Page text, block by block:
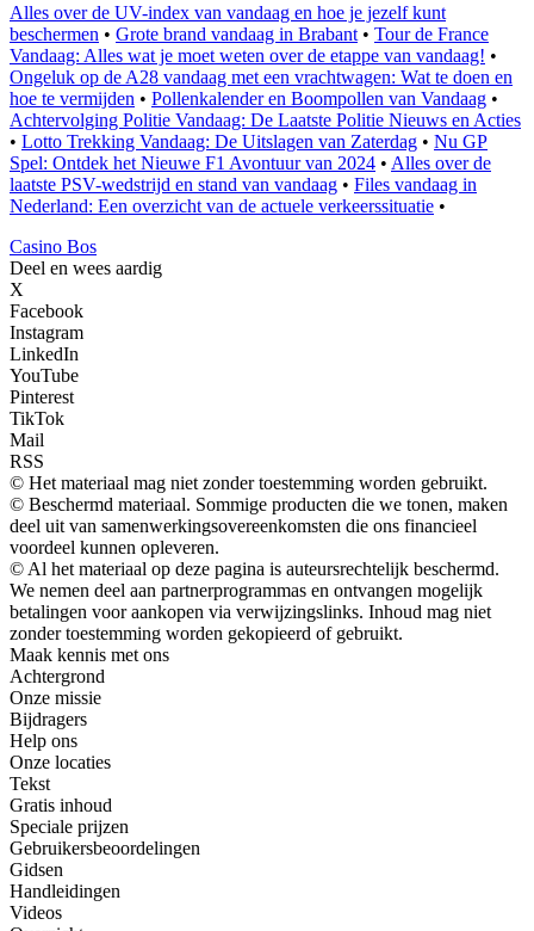
Alles over de UV-index van vandaag en hoe je jezelf kunt
beschermen • Grote brand vandaag in Brabant • Tour de France
Vandaag: Alles wat je moet weten over de etappe van vandaag! •
Ongeluk op de A28 vandaag met een vrachtwagen: Wat te doen en
hoe te vermijden • Pollenkalender en Boompollen van Vandaag •
Achtervolging Politie Vandaag: De Laatste Politie Nieuws en Acties
• Lotto Trekking Vandaag: De Uitslagen van Zaterdag • Nu GP
Spel: Ontdek het Nieuwe F1 Avontuur van 2024 • Alles over de
laatste PSV-wedstrijd en stand van vandaag • Files vandaag in
Nederland: Een overzicht van de actuele verkeerssituatie •
Casino Bos
Deel en wees aardig
X
Facebook
Instagram
LinkedIn
YouTube
Pinterest
TikTok
Mail
RSS
© Het materiaal mag niet zonder toestemming worden gebruikt.
© Beschermd materiaal. Sommige producten die we tonen, maken
deel uit van samenwerkingsovereenkomsten die ons financieel
voordeel kunnen opleveren.
© Al het materiaal op deze pagina is auteursrechtelijk beschermd.
We nemen deel aan partnerprogrammas en ontvangen mogelijk
betalingen voor aankopen via verwijzingslinks. Inhoud mag niet
zonder toestemming worden gekopieerd of gebruikt.
Maak kennis met ons
Achtergrond
Onze missie
Bijdragers
Help ons
Onze locaties
Tekst
Gratis inhoud
Speciale prijzen
Gebruikersbeoordelingen
Gidsen
Handleidingen
Videos